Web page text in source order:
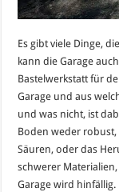
Es gibt viele Dinge,
kann die Garage
Bastelwerkstatt für
Garage und aus
und was nicht, ist
Boden weder
Säuren, oder das
schwerer
Garage wird hinfällig.